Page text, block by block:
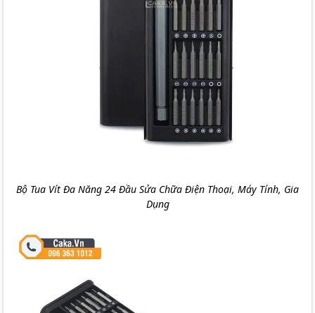
Bộ Tua Vít Đa Năng 24 Đầu Sửa Chữa Điện Thoại, Máy Tính, Gia
Dụng